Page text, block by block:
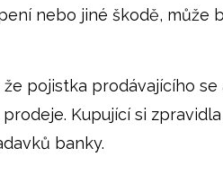
nebo jiné škodě, může
pojistka prodávajícího se
Kupující si
banky.